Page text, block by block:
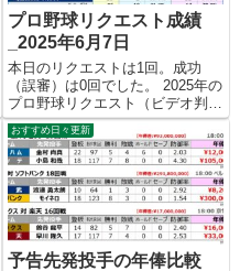
プロ野球リクエスト成績
_2025年6月7日
本日のリクエストは1回。成功
（誤審）は0回でした。 2025年の
プロ野球リクエスト（ビデオ判
定）成績を記録集計しています。
今シーズンのリクエスト成功率は
これで22.8%。リクエスト数184
回、成功42回、失敗142回となり
ました。 【リクエ...
おすすめ日々更新
予告先発投手の年俸比較